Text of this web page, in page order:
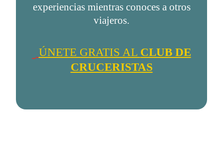
experiencias mientras conoces a otros
viajeros.
ÚNETE GRATIS AL CLUB DE
CRUCERISTAS